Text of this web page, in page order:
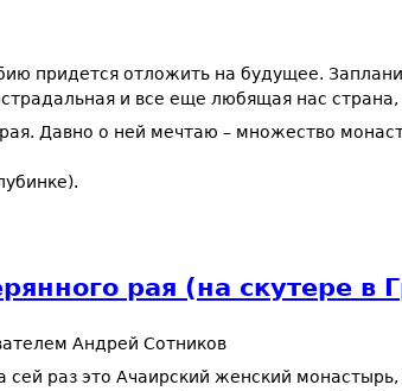
придется отложить на будущее.
и все еще любящая нас
Давно о ней мечтаю – множество
рая (на cкутере в
Андрей Сотников
сей раз это Ачаирский женский